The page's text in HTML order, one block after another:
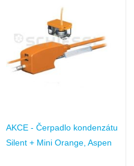
AKCE - Čerpadlo kondenzátu
Silent + Mini Orange, Aspen